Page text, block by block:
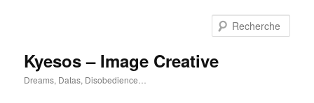
Kyesos – Image Creative
Dreams, Datas, Disobedience…